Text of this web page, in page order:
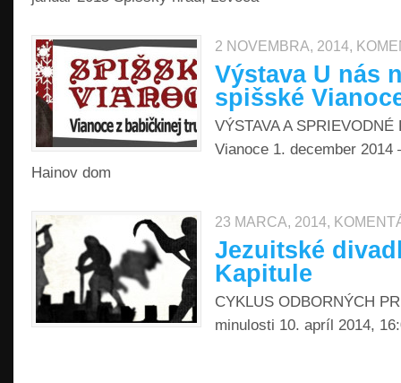
2 NOVEMBRA, 2014,
Výstava U nás
spišské
VÝSTAVA A
Vianoce 1. december 2014
Hainov dom
23 MARCA, 2014,
Jezuitské
Kapitule
CYKLUS ODBORNÝCH
minulosti 10. apríl 2014,